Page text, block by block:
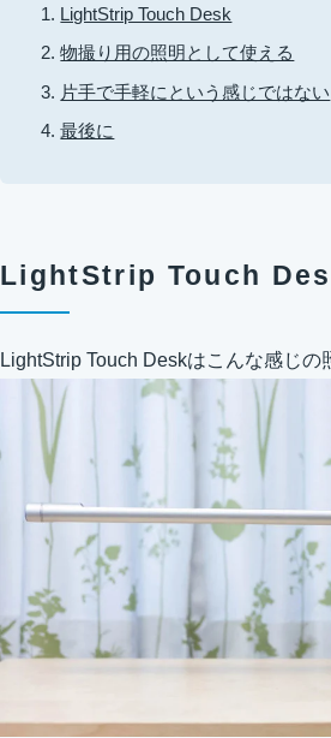
LightStrip Touch Desk
物撮り用の照明として使える
片手で手軽にという感じではない
最後に
LightStrip Touch
LightStrip Touch Deskはこんな感じの